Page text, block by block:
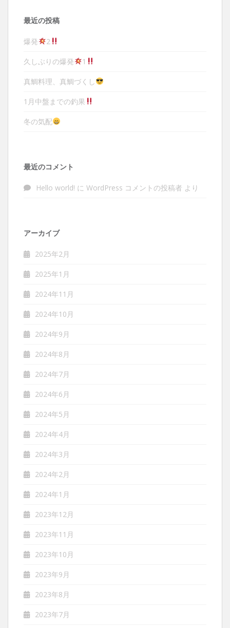
最近の投稿
爆発 2
久しぶりの爆発 1
真鯛料理、真鯛づくし
1月中盤までの釣果
冬の気配
最近のコメント
Hello world! に WordPress コメントの投稿者 より
アーカイブ
2025年2月
2025年1月
2024年11月
2024年10月
2024年9月
2024年8月
2024年7月
2024年6月
2024年5月
2024年4月
2024年3月
2024年2月
2024年1月
2023年12月
2023年11月
2023年10月
2023年9月
2023年8月
2023年7月